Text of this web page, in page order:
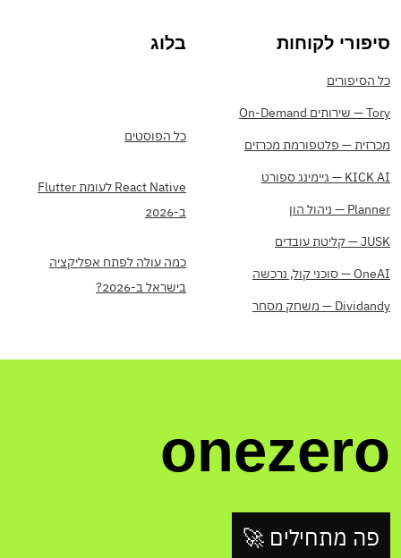
סיפורי לקוחות
כל הסיפורים
Tory — שירותים On-Demand
מכרזית — פלטפורמת מכרזים
KICK AI — גיימינג ספורט
Planner — ניהול הון
JUSK — קליטת עובדים
OneAI — סוכני קול, נרכשה
Dividandy — משחק מסחר
בלוג
כל הפוסטים
React Native לעומת Flutter
ב-2026
כמה עולה לפתח אפליקציה
בישראל ב-2026?
onezero
פה מתחילים 🚀